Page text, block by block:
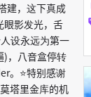
建，这下真成
眼影发光，舌
设永远为第一
)，八音盒停转
。⭐特别感谢
塔里金库的机